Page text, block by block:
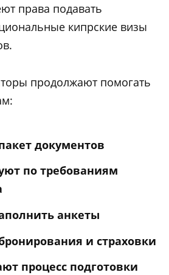
права подавать
кипрские визы
продолжают помогать
документов
по требованиям
анкеты
и страховки
процесс подготовки